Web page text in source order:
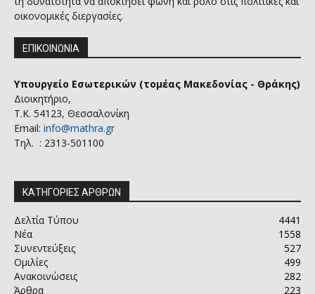
οικονομικές διεργασίες.
ΕΠΙΚΟΙΝΩΝΙΑ
Υπουργείο Εσωτερικών (τομέας Μακεδονίας - Θράκης)
Διοικητήριο,
Τ.Κ. 54123, Θεσσαλονίκη
Email: info@mathra.gr
Τηλ. : 2313-501100
ΚΑΤΗΓΟΡΙΕΣ ΑΡΘΡΩΝ
Δελτία Τύπου
4441
Νέα
1558
Συνεντεύξεις
527
Ομιλίες
499
Ανακοινώσεις
282
Άρθρα
223